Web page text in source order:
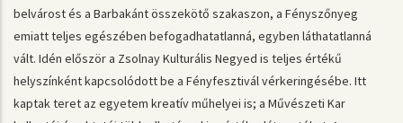
belvárost és a Barbakánt összekötő szakaszon, a Fényszőnyeg
emiatt teljes egészében befogadhatatlanná, egyben láthatatlanná
vált. Idén először a Zsolnay Kulturális Negyed is teljes értékű
helyszínként kapcsolódott be a Fényfesztivál vérkeringésébe. Itt
kaptak teret az egyetem kreatív műhelyei is; a Művészeti Kar